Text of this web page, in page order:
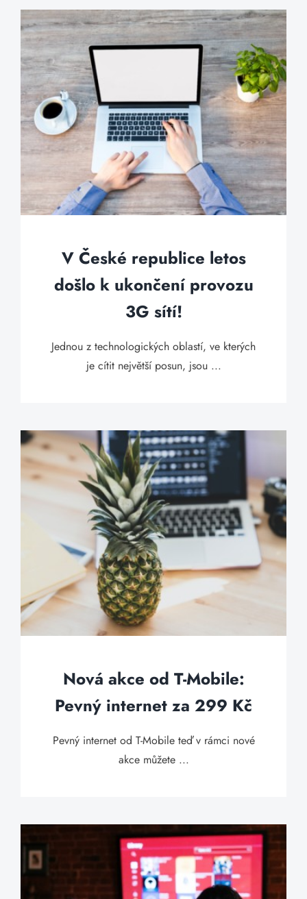
V České republice letos
došlo k ukončení provozu
3G sítí!
Jednou z technologických oblastí, ve kterých
je cítit největší posun, jsou ...
Nová akce od T-Mobile:
Pevný internet za 299 Kč
Pevný internet od T-Mobile teď v rámci nové
akce můžete ...